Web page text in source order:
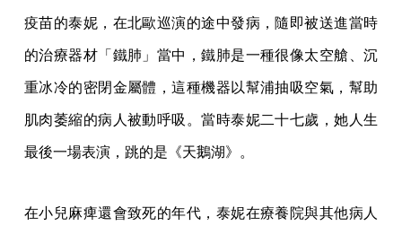
疫苗的泰妮，在北歐巡演的途中發病，隨即被送進當時
的治療器材「鐵肺」當中，鐵肺是一種很像太空艙、沉
重冰冷的密閉金屬體，這種機器以幫浦抽吸空氣，幫助
肌肉萎縮的病人被動呼吸。當時泰妮二十七歲，她人生
最後一場表演，跳的是《天鵝湖》。
在小兒麻痺還會致死的年代，泰妮在療養院與其他病人